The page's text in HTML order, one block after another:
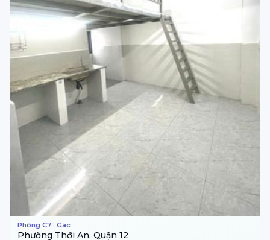
Phòng C7 · Gác
Phường Thới An, Quận 12